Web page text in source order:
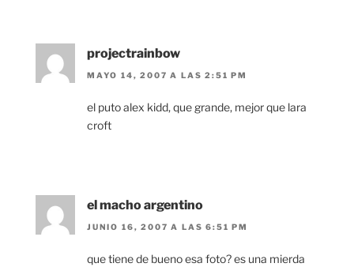
projectrainbow
MAYO 14, 2007 A LAS 2:51 PM
el puto alex kidd, que grande, mejor que lara
croft
el macho argentino
JUNIO 16, 2007 A LAS 6:51 PM
que tiene de bueno esa foto? es una mierda